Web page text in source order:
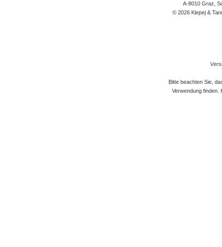
A-8010 Graz,
© 2026 Klepej &
Bitte beachten Sie,
Verwendung finden.